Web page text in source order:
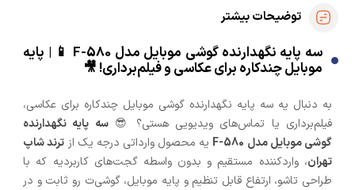
توضیحات بیشتر
سه پایه نگهدارنده گوشی موبایل مدل F-580 📱 | پایه
موبایل چندکاره برای عکاسی و فیلم‌برداری! 🎥
به دنبال یه سه پایه نگهدارنده گوشی موبایل چندکاره برای عکاسی،
فیلم‌برداری یا تماس‌های ویدیویی هستی؟ 😎سه پایه نگهدارنده
گوشی موبایل مدل F-580
یه محصول وارداتی درجه یک از ترند شاپ
تهران، واردکننده مستقیم و بدون واسطه گجت‌های کاربردیه که با
طراحی تاشو، ارتفاع قابل تنظیم و پایه موبایل، گوشی‌ت رو ثابت و در